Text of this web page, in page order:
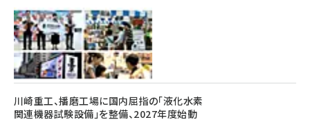
川崎重工、播磨工場に国内屈指の「液化水素
関連機器試験設備」を整備、2027年度始動